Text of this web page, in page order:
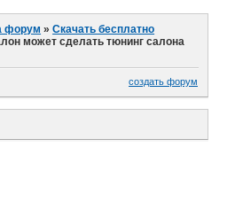
форум »Скачать бесплатно
может сделать тюнинг салона
создать форум